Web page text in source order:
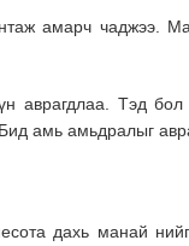
амарч чаджээ.
аврагдлаа. Тэд
амь амьдралыг
дахь манай